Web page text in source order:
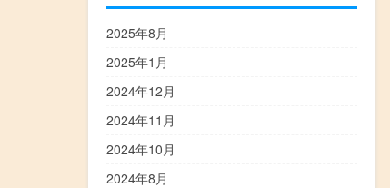
2025年8月
2025年1月
2024年12月
2024年11月
2024年10月
2024年8月